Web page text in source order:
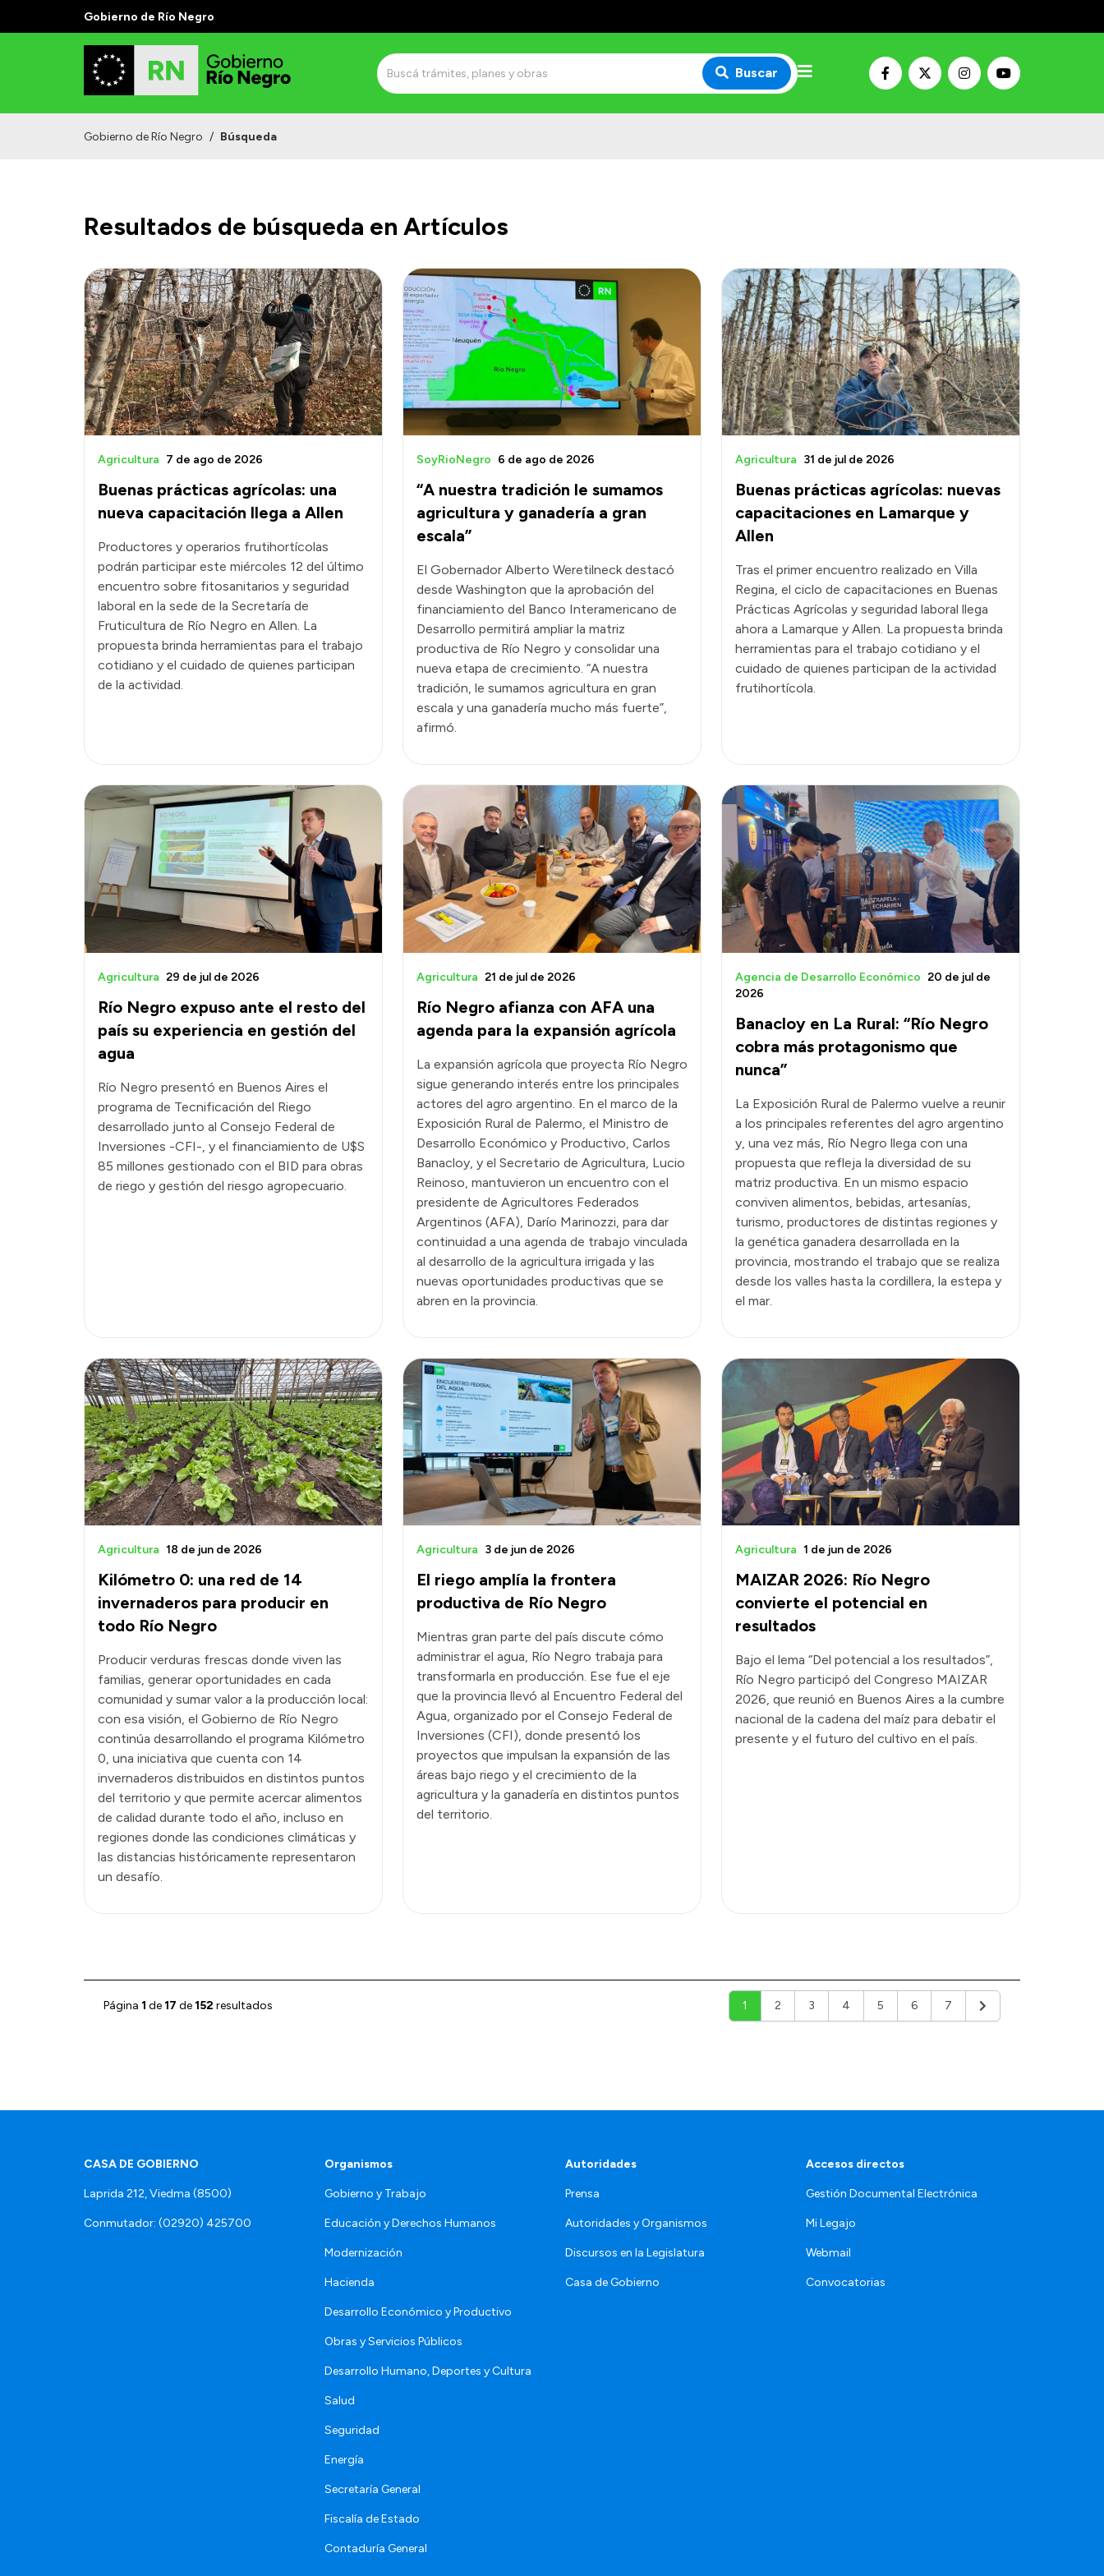
Gobierno de Río Negro
Buscar
Gobierno de Río Negro / Búsqueda
Resultados de búsqueda en Artículos
Buenas prácticas agrícolas: una
nueva capacitación llega a Allen
Agricultura 7 de ago de 2026
Productores y operarios frutihortícolas
podrán participar este miércoles 12 del último
encuentro sobre fitosanitarios y seguridad
laboral en la sede de la Secretaría de
Fruticultura de Río Negro en Allen. La
propuesta brinda herramientas para el trabajo
cotidiano y el cuidado de quienes participan
de la actividad.
“A nuestra tradición le sumamos
agricultura y ganadería a gran
escala”
SoyRioNegro 6 de ago de 2026
El Gobernador Alberto Weretilneck destacó
desde Washington que la aprobación del
financiamiento del Banco Interamericano de
Desarrollo permitirá ampliar la matriz
productiva de Río Negro y consolidar una
nueva etapa de crecimiento. “A nuestra
tradición, le sumamos agricultura en gran
escala y una ganadería mucho más fuerte”,
afirmó.
Buenas prácticas agrícolas: nuevas
capacitaciones en Lamarque y
Allen
Agricultura 31 de jul de 2026
Tras el primer encuentro realizado en Villa
Regina, el ciclo de capacitaciones en Buenas
Prácticas Agrícolas y seguridad laboral llega
ahora a Lamarque y Allen. La propuesta brinda
herramientas para el trabajo cotidiano y el
cuidado de quienes participan de la actividad
frutihortícola.
Río Negro expuso ante el resto del
país su experiencia en gestión del
agua
Agricultura 29 de jul de 2026
Río Negro presentó en Buenos Aires el
programa de Tecnificación del Riego
desarrollado junto al Consejo Federal de
Inversiones -CFI-, y el financiamiento de U$S
85 millones gestionado con el BID para obras
de riego y gestión del riesgo agropecuario.
Río Negro afianza con AFA una
agenda para la expansión agrícola
Agricultura 21 de jul de 2026
La expansión agrícola que proyecta Río Negro
sigue generando interés entre los principales
actores del agro argentino. En el marco de la
Exposición Rural de Palermo, el Ministro de
Desarrollo Económico y Productivo, Carlos
Banacloy, y el Secretario de Agricultura, Lucio
Reinoso, mantuvieron un encuentro con el
presidente de Agricultores Federados
Argentinos (AFA), Darío Marinozzi, para dar
continuidad a una agenda de trabajo vinculada
al desarrollo de la agricultura irrigada y las
nuevas oportunidades productivas que se
abren en la provincia.
Banacloy en La Rural: “Río Negro
cobra más protagonismo que
nunca”
Agencia de Desarrollo Económico 20 de jul de
2026
La Exposición Rural de Palermo vuelve a reunir
a los principales referentes del agro argentino
y, una vez más, Río Negro llega con una
propuesta que refleja la diversidad de su
matriz productiva. En un mismo espacio
conviven alimentos, bebidas, artesanías,
turismo, productores de distintas regiones y
la genética ganadera desarrollada en la
provincia, mostrando el trabajo que se realiza
desde los valles hasta la cordillera, la estepa y
el mar.
Kilómetro 0: una red de 14
invernaderos para producir en
todo Río Negro
Agricultura 18 de jun de 2026
Producir verduras frescas donde viven las
familias, generar oportunidades en cada
comunidad y sumar valor a la producción local:
con esa visión, el Gobierno de Río Negro
continúa desarrollando el programa Kilómetro
0, una iniciativa que cuenta con 14
invernaderos distribuidos en distintos puntos
del territorio y que permite acercar alimentos
de calidad durante todo el año, incluso en
regiones donde las condiciones climáticas y
las distancias históricamente representaron
un desafío.
El riego amplía la frontera
productiva de Río Negro
Agricultura 3 de jun de 2026
Mientras gran parte del país discute cómo
administrar el agua, Río Negro trabaja para
transformarla en producción. Ese fue el eje
que la provincia llevó al Encuentro Federal del
Agua, organizado por el Consejo Federal de
Inversiones (CFI), donde presentó los
proyectos que impulsan la expansión de las
áreas bajo riego y el crecimiento de la
agricultura y la ganadería en distintos puntos
del territorio.
MAIZAR 2026: Río Negro
convierte el potencial en
resultados
Agricultura 1 de jun de 2026
Bajo el lema “Del potencial a los resultados”,
Río Negro participó del Congreso MAIZAR
2026, que reunió en Buenos Aires a la cumbre
nacional de la cadena del maíz para debatir el
presente y el futuro del cultivo en el país.
Página 1 de 17 de 152 resultados 1 2 3 4 5 6 7 Siguiente
CASA DE GOBIERNO
Laprida 212, Viedma (8500)
Conmutador: (02920) 425700
Organismos
Gobierno y Trabajo
Educación y Derechos Humanos
Modernización
Hacienda
Desarrollo Económico y Productivo
Obras y Servicios Públicos
Desarrollo Humano, Deportes y Cultura
Salud
Seguridad
Energía
Secretaría General
Fiscalía de Estado
Contaduría General
Autoridades
Prensa
Autoridades y Organismos
Discursos en la Legislatura
Casa de Gobierno
Accesos directos
Gestión Documental Electrónica
Mi Legajo
Webmail
Convocatorias